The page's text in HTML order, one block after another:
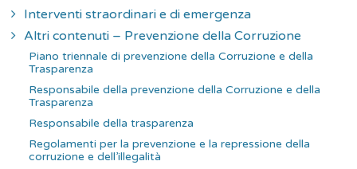
Interventi straordinari e di emergenza
Altri contenuti – Prevenzione della Corruzione
Piano triennale di prevenzione della Corruzione e della
Trasparenza
Responsabile della prevenzione della Corruzione e della
Trasparenza
Responsabile della trasparenza
Regolamenti per la prevenzione e la repressione della
corruzione e dell’illegalità